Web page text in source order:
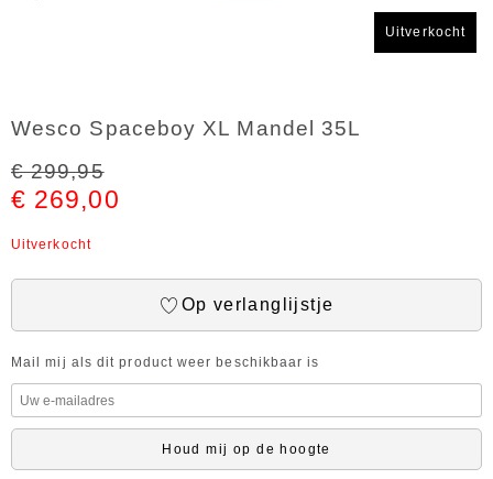
Uitverkocht
Wesco Spaceboy XL Mandel 35L
€ 299,95
€ 269,00
Uitverkocht
Op verlanglijstje
Mail mij als dit product weer beschikbaar is
Houd mij op de hoogte